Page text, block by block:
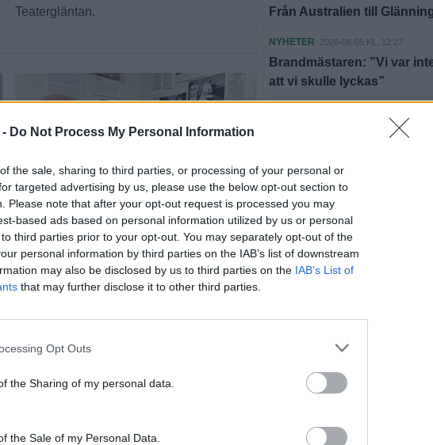
Do Not Process My Personal Information
the sale, sharing to third parties, or processing of your personal or
targeted advertising by us, please use the below opt-out section to
Please note that after your opt-out request is processed you may
based ads based on personal information utilized by us or personal
third parties prior to your opt-out. You may separately opt-out of the
personal information by third parties on the IAB’s list of downstream
may also be disclosed by us to third parties on the IAB’s List of
that may further disclose it to other third parties.
Opt Outs
the Sharing of my personal data.
the Sale of my Personal Data.
Teatergläntan.
KULTUR
Nästan hundra år av
amatörteater på
Laholm och lockade tusentals i publiken.
Från Australien till
NYHETER 2026-08-05 KL. 12:27
Brandmästaren: ”Vi var
att vi skulle lyckas”
Våldsam brand i Laholm –
NYHETER 2026-08-04 KL. 16:53
Polishelikopter jagade
dieseltjuv
SAMHÄLLE 2026-08-04 KL. 06:00
Klimatsmäll för halländska
NYHETER 2026-08-03 KL. 14:03
Dömd för penningtvätt –
NYHETER 2026-08-02 KL. 06:00
Christoffers uppfinning
världen